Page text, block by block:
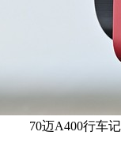
70迈A400行车